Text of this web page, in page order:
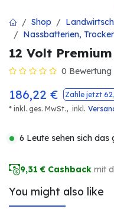
Shop
Nassbatterien,
12 Volt
0 Bewertung
186,22 € Zahle jetzt
* inkl. ges. MwSt., inkl .
6 Leute sehen sich das
9,31 € Cashback mit
You might also like